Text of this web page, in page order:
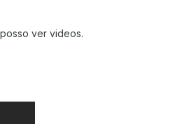
ver videos.